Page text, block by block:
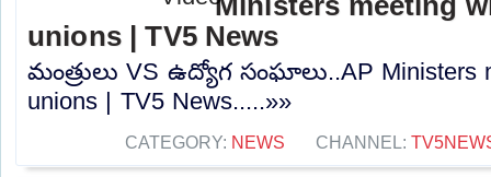
unions | TV5 News
మంత్రులు VS ఉద్యోగ సంఘాలు..AP Ministers
unions | TV5 News.....»»
CATEGORY: NEWS CHANNEL: